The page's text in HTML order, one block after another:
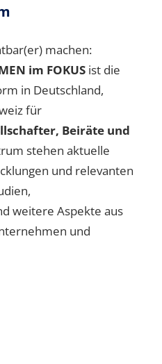
machen:
im FOKUS ist die
in Deutschland,
für
Beiräte und
stehen aktuelle
und relevanten
weitere Aspekte aus
und